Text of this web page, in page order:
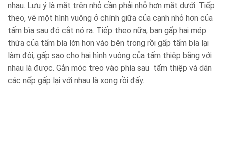
nhau. Lưu ý là mặt trên nhỏ cần phải nhỏ hơn mặt dưới. Tiếp
theo, vẽ một hình vuông ở chính giữa của cạnh nhỏ hơn của
tấm bìa sau đó cắt nó ra. Tiếp theo nữa, bạn gấp hai mép
thừa của tấm bìa lớn hơn vào bên trong rồi gấp tấm bìa lại
làm đôi, gấp sao cho hai hình vuông của tấm thiệp bằng với
nhau là được. Gắn móc treo vào phía sau tấm thiệp và dán
các nếp gấp lại với nhau là xong rồi đấy.